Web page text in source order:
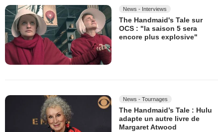
News - Interviews
The Handmaid's Tale sur
OCS : "la saison 5 sera
encore plus explosive"
News - Tournages
The Handmaid’s Tale : Hulu
adapte un autre livre de
Margaret Atwood